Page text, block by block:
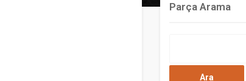
Parça Arama